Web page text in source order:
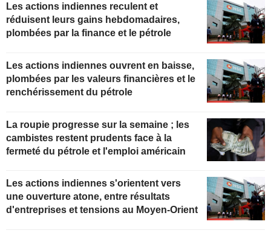
Les actions indiennes reculent et
réduisent leurs gains hebdomadaires,
plombées par la finance et le pétrole
Les actions indiennes ouvrent en baisse,
plombées par les valeurs financières et le
renchérissement du pétrole
La roupie progresse sur la semaine ; les
cambistes restent prudents face à la
fermeté du pétrole et l'emploi américain
Les actions indiennes s'orientent vers
une ouverture atone, entre résultats
d'entreprises et tensions au Moyen-Orient